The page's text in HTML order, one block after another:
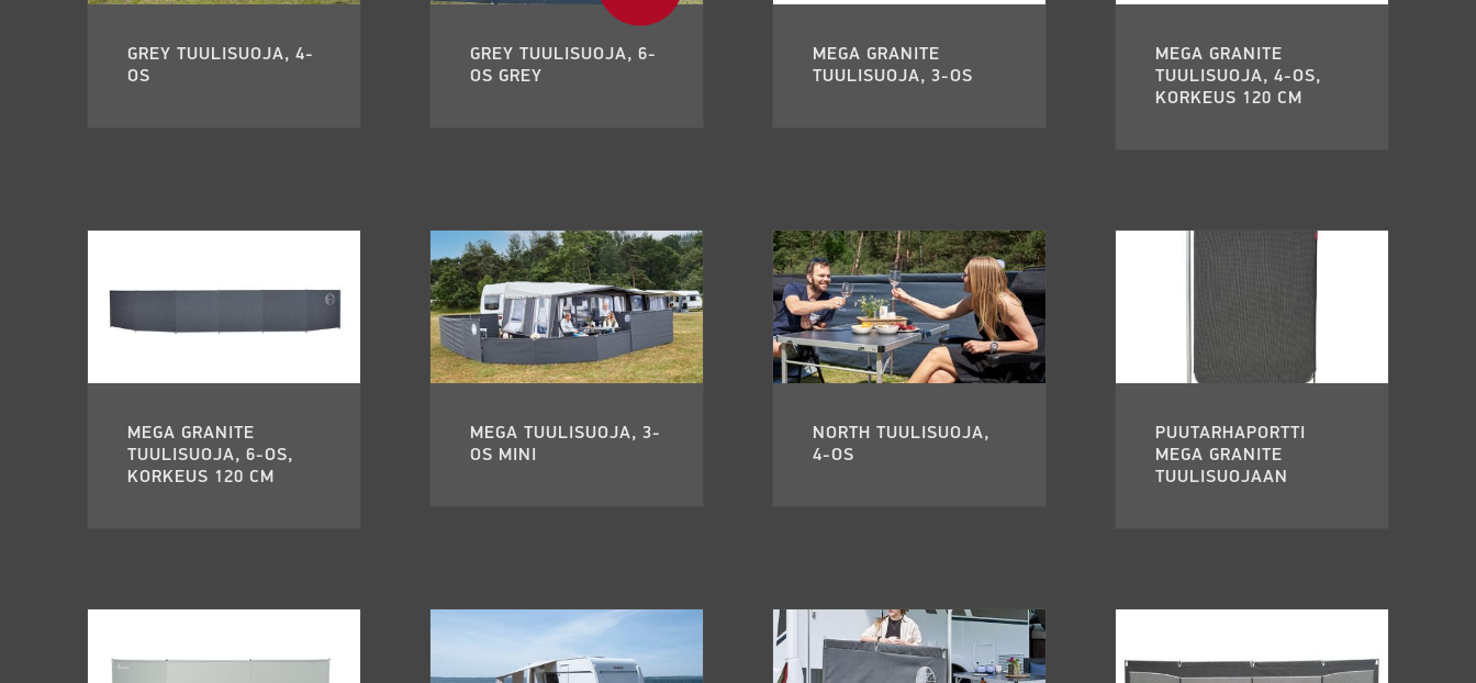
GREY TUULISUOJA, 4-
OS
GREY TUULISUOJA, 6-
OS GREY
MEGA GRANITE
TUULISUOJA, 3-OS
MEGA GRANITE
TUULISUOJA, 4-OS,
KORKEUS 120 CM
MEGA GRANITE
TUULISUOJA, 6-OS,
KORKEUS 120 CM
MEGA TUULISUOJA, 3-
OS MINI
NORTH TUULISUOJA,
4-OS
PUUTARHAPORTTI
MEGA GRANITE
TUULISUOJAAN